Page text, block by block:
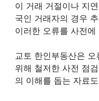
이 거래 거절이나 지
국인 거래자의 경우
이러한 오류를 사전
교토 한인부동산은
위해 철저한 사전 점
의 이해를 돕는 자료